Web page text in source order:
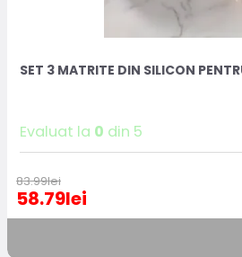
SET 3 MATRITE DIN SILICON
Evaluat la 0 din 5
83.99lei
58.79lei